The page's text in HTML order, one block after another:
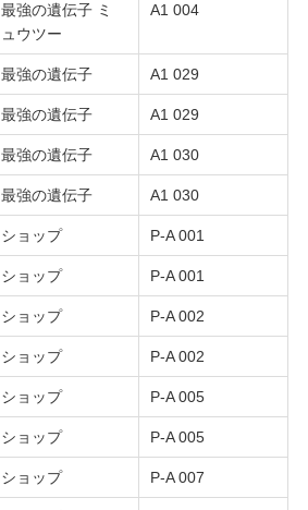
最強の遺伝子 ミ
ュウツー
A1 004
最強の遺伝子 A1 029
最強の遺伝子 A1 029
最強の遺伝子 A1 030
最強の遺伝子 A1 030
ショップ P-A 001
ショップ P-A 001
ショップ P-A 002
ショップ P-A 002
ショップ P-A 005
ショップ P-A 005
ショップ P-A 007